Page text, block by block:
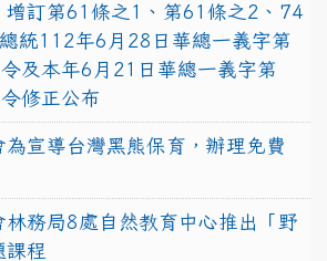
增訂第61條之1、第61條之2、74
統112年6月28日華總一義字第
及本年6月21日華總一義字第
修正公布
為宣導台灣黑熊保育，辦理免費
林務局8處自然教育中心推出「野
課程